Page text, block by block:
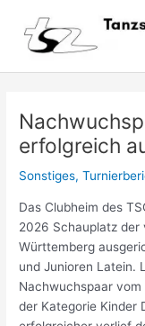
Inhalt
springen
erfolgreich
Sonstiges,
Das Clubheim des
2026 Schauplatz der
Württemberg
und Junioren Latein.
Nachwuchspaar
der Kategorie Kinder